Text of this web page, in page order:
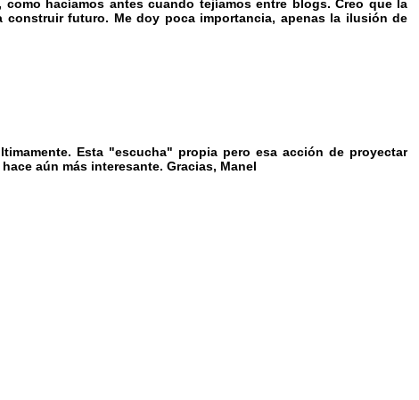
hacíamos antes cuando tejíamos entre blogs. Creo que la
construir futuro. Me doy poca importancia, apenas la ilusión de
Esta "escucha" propia pero esa acción de proyectar
aún más interesante. Gracias, Manel